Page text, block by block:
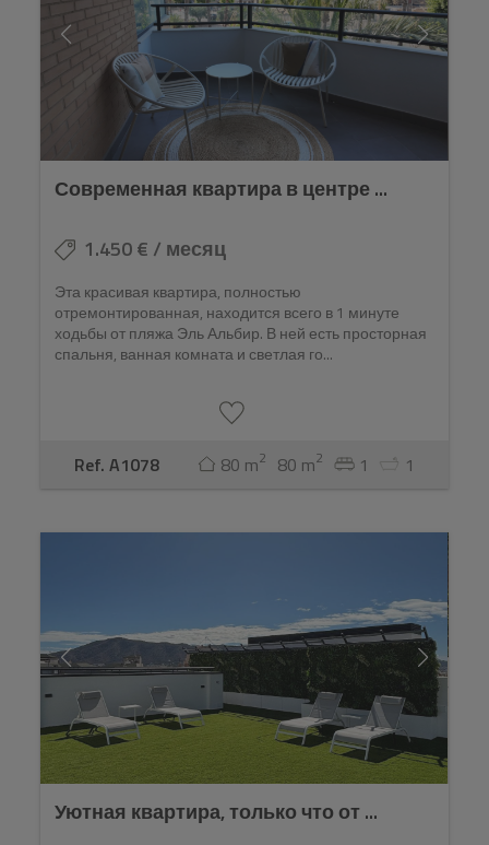
Современная квартира в центре ...
1.450 € / месяц
Эта красивая квартира, полностью
отремонтированная, находится всего в 1 минуте
ходьбы от пляжа Эль Альбир. В ней есть просторная
спальня, ванная комната и светлая го...
Ref. A1078 80 m2 80 m2 1 1
Уютная квартира, только что от ...